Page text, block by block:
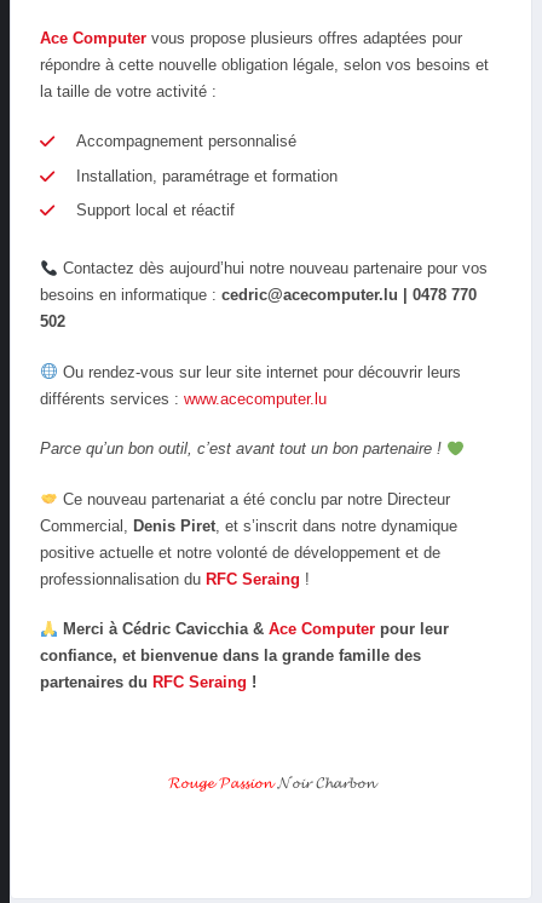
Ace Computer vous propose plusieurs offres adaptées pour
répondre à cette nouvelle obligation légale, selon vos besoins et
la taille de votre activité :
Accompagnement personnalisé
Installation, paramétrage et formation
Support local et réactif
Contactez dès aujourd’hui notre nouveau partenaire pour vos
besoins en informatique : cedric@acecomputer.lu | 0478 770
502
Ou rendez-vous sur leur site internet pour découvrir leurs
différents services : www.acecomputer.lu
Parce qu’un bon outil, c’est avant tout un bon partenaire !
Ce nouveau partenariat a été conclu par notre Directeur
Commercial, Denis Piret , et s’inscrit dans notre dynamique
positive actuelle et notre volonté de développement et de
professionnalisation du RFC Seraing !
Merci à Cédric Cavicchia &Ace Computerpour leur
confiance, et bienvenue dans la grande famille des
partenaires du RFC Seraing !
𝓡𝓸𝓾𝓰𝓮 𝓟𝓪𝓼𝓼𝓲𝓸𝓷𝓝𝓸𝓲𝓻 𝓒𝓱𝓪𝓻𝓫𝓸𝓷